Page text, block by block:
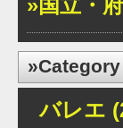
»国立・
バレエ